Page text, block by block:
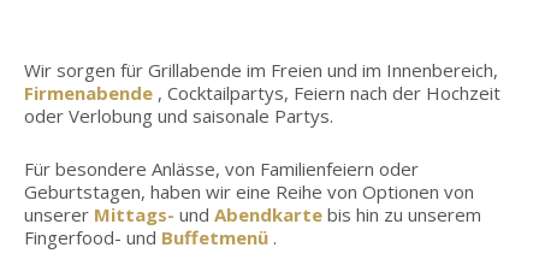
Wir sorgen für Grillabende im Freien und im Innenbereich,
Firmenabende , Cocktailpartys, Feiern nach der Hochzeit
oder Verlobung und saisonale Partys.
Für besondere Anlässe, von Familienfeiern oder
Geburtstagen, haben wir eine Reihe von Optionen von
unserer Mittags- und Abendkarte bis hin zu unserem
Fingerfood- und Buffetmenü .